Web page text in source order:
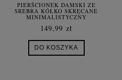
PIERŚCIONEK DAMSKI ZE
SREBRA KÓŁKO SKRĘCANE
MINIMALISTYCZNY
149,99 zł
DO KOSZYKA